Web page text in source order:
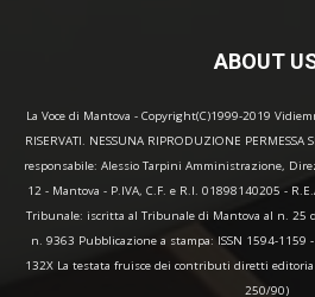
ABOUT
La Voce di Mantova - Copyright(C)1999-2019
RISERVATI. NESSUNA RIPRODUZIONE
responsabile: Alessio Tarpini Amministrazione,
12 - Mantova - P.IVA, C.F. e R.I. 01898140205 -
Tribunale: iscritta al Tribunale di Mantova al n. 25
n. 9363 Pubblicazione a stampa: ISSN 1594-1159
132X La testata fruisce dei contributi diretti
250/90)